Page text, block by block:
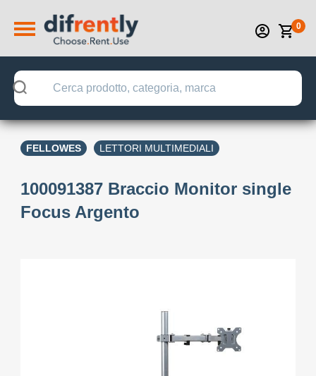
0
FELLOWES LETTORI MULTIMEDIALI
100091387 Braccio Monitor single
Focus Argento